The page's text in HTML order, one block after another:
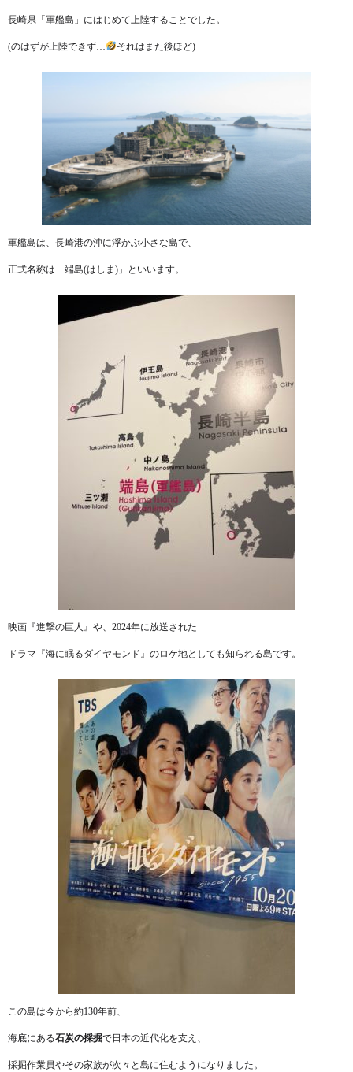
長崎県「軍艦島」にはじめて上陸することでした。
(のはずが上陸できず… それはまた後ほど)
軍艦島は、長崎港の沖に浮かぶ小さな島で、
正式名称は「端島(はしま)」といいます。
映画『進撃の巨人』や、2024年に放送された
ドラマ『海に眠るダイヤモンド』のロケ地としても知られる島です。
この島は今から約130年前、
海底にある石炭の採掘で日本の近代化を支え、
採掘作業員やその家族が次々と島に住むようになりました。